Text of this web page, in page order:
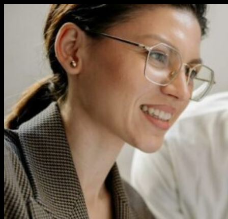
содержимому